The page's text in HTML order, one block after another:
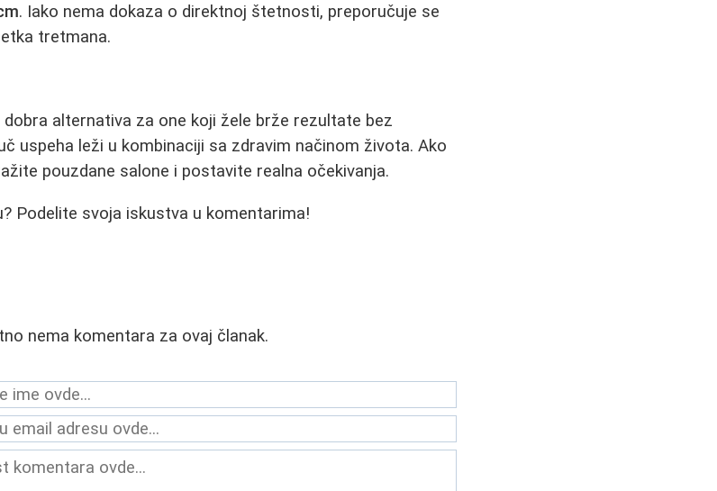
. Iako nema dokaza o direktnoj štetnosti, preporučuje se
tretmana.
alternativa za one koji žele brže rezultate bez
uspeha leži u kombinaciji sa zdravim načinom života. Ako
pouzdane salone i postavite realna očekivanja.
Podelite svoja iskustva u komentarima!
nema komentara za ovaj članak.